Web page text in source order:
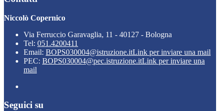
Niccolò Copernico
Via Ferruccio Garavaglia, 11 - 40127 - Bologna
Tel: 051.4200411
Email: BOPS030004@istruzione.itLink per inviare una mail
PEC: BOPS030004@pec.istruzione.itLink per inviare una
mail
Seguici su